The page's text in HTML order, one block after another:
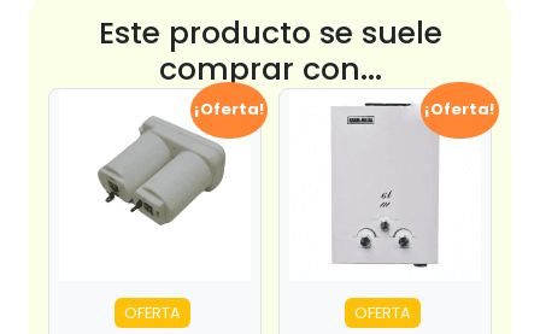
Este producto se suele
comprar con...
¡Oferta!
OFERTA
¡Oferta!
OFERTA